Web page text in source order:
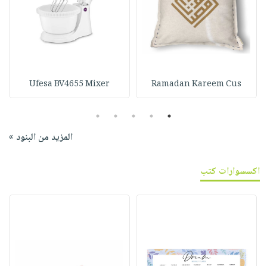
Ramadan Kareem Cus
Ufesa BV4655 Mixer
1
2
3
4
5
المزيد من البنود »
اكسسوارات كتب